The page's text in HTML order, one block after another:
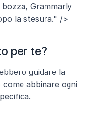
Grammarly
la stesura." />
per te?
guidare la
abbinare ogni